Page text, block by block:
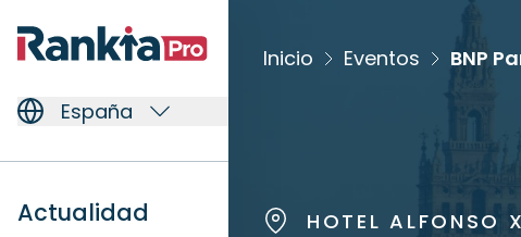
España
Actualidad
Inicio Eventos
HOTEL ALFONSO